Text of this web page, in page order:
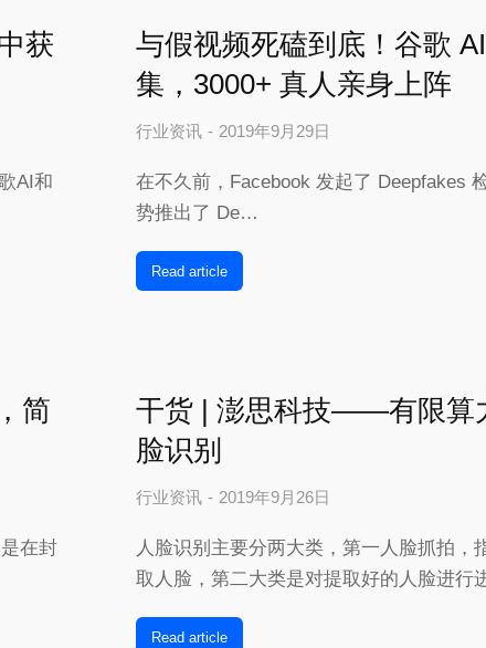
获
AI和
与假视频死磕到底！谷歌
集，3000+ 真人亲身上阵
行业资讯 2019年9月29日
在不久前，Facebook 发起了 Deepfakes
势推出了 De…
Read article
简
在封
干货 | 澎思科技——有限算
脸识别
行业资讯 2019年9月26日
人脸识别主要分两大类，第一人脸抓拍
取人脸，第二大类是对提取好的人脸进行
Read article